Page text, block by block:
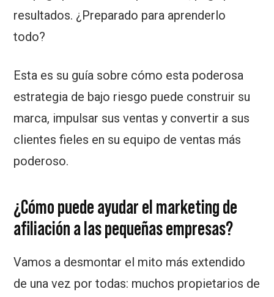
resultados. ¿Preparado para aprenderlo
todo?
Esta es su guía sobre cómo esta poderosa
estrategia de bajo riesgo puede construir su
marca, impulsar sus ventas y convertir a sus
clientes fieles en su equipo de ventas más
poderoso.
¿Cómo puede ayudar el marketing de
afiliación a las pequeñas empresas?
Vamos a desmontar el mito más extendido
de una vez por todas: muchos propietarios de